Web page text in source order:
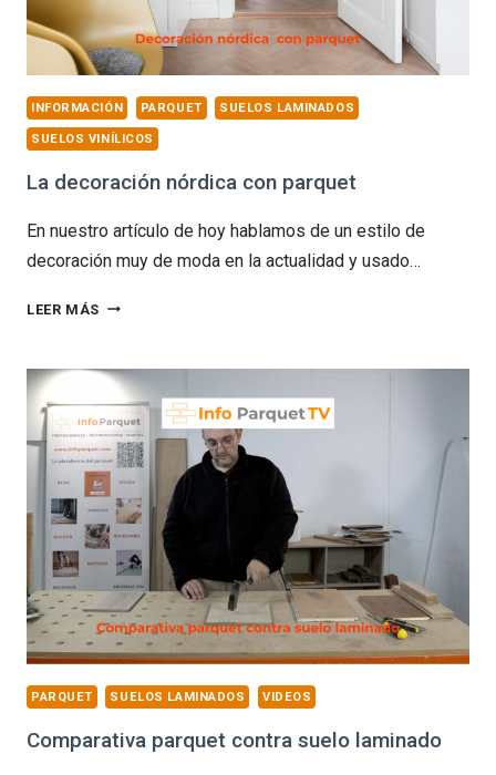
INFORMACIÓN PARQUET SUELOS LAMINADOS
SUELOS VINÍLICOS
La decoración nórdica con parquet
En nuestro artículo de hoy hablamos de un estilo de
decoración muy de moda en la actualidad y usado…
LEER MÁS LA
NÓRDICA
CON
PARQUET
PARQUET SUELOS LAMINADOS VIDEOS
Comparativa parquet contra suelo laminado